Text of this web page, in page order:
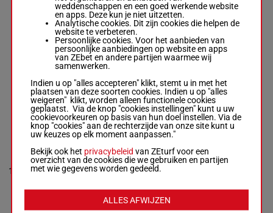
Marquette
Mosse
R/7 -
5p 7p (25) 12p
13p 2p (24)
13p 1p 4p 4p
1p 7p 5p
R/7 56 kg
5p 7p
(25) 12p
13p 2p
(24) 13p
1p 7p 5p
1
10
VILLA DARYA
Fleury Mme
Man.-
Audouin B.
Box: 3 - M/8 -
(25) 8p 8p 2p
M/8 53.5
(25) 8p
8p 2p 7p
1p 8p 3p
11p 2p
weddenschappen en een goed werkende website
en apps. Deze kun je niet uitzetten.
Analytische cookies. Dit zijn cookies die helpen de
website te verbeteren.
Persoonlijke cookies. Voor het aanbieden van
persoonlijke aanbiedingen op website en apps
van ZEbet en andere partijen waarmee wij
samenwerken.
Indien u op "alles accepteren" klikt, stemt u in met het
plaatsen van deze soorten cookies. Indien u op "alles
weigeren" klikt, worden alleen functionele cookies
geplaatst. Via de knop "cookies instellingen" kunt u uw
cookievoorkeuren op basis van hun doel instellen. Via de
knop "cookies" aan de rechterzijde van onze site kunt u
uw keuzes op elk moment aanpassen."
Bekijk ook het privacybeleid van ZEturf voor een
overzicht van de cookies die we gebruiken en partijen
met wie gegevens worden gedeeld.
ALLES AFWIJZEN